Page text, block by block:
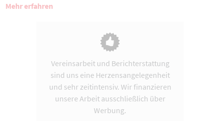
Mehr erfahren
Vereinsarbeit und Berichterstattung
sind uns eine Herzensangelegenheit
und sehr zeitintensiv. Wir finanzieren
unsere Arbeit ausschließlich über
Werbung.